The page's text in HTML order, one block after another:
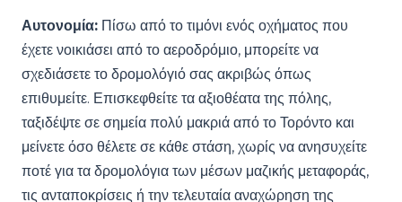
Αυτονομία: Πίσω από το τιμόνι ενός οχήματος που
έχετε νοικιάσει από το αεροδρόμιο, μπορείτε να
σχεδιάσετε το δρομολόγιό σας ακριβώς όπως
επιθυμείτε. Επισκεφθείτε τα αξιοθέατα της πόλης,
ταξιδέψτε σε σημεία πολύ μακριά από το Τορόντο και
μείνετε όσο θέλετε σε κάθε στάση, χωρίς να ανησυχείτε
ποτέ για τα δρομολόγια των μέσων μαζικής μεταφοράς,
τις ανταποκρίσεις ή την τελευταία αναχώρηση της